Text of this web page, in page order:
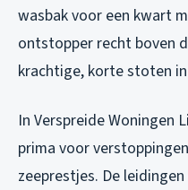
wasbak voor een kwart
ontstopper recht boven
krachtige, korte stoten
In Verspreide Woningen
prima voor
zeeprestjes. De